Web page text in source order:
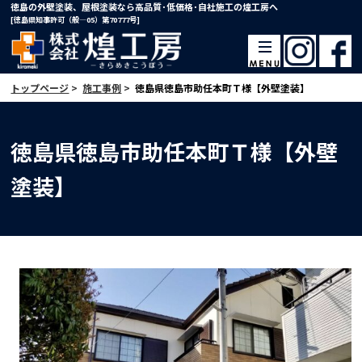
徳島の外壁塗装、屋根塗装なら高品質･低価格･自社施工の煌工房へ
[徳島県知事許可（般―05）第70777号]
トップページ > 施工事例 > 徳島県徳島市助任本町Ｔ様【外壁塗装】
徳島県徳島市助任本町Ｔ様【外壁
塗装】